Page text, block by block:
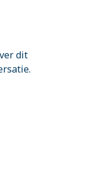
dit